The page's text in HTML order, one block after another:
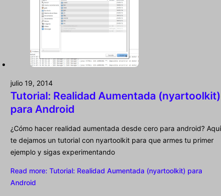
julio 19, 2014
Tutorial: Realidad Aumentada (nyartoolkit)
para Android
¿Cómo hacer realidad aumentada desde cero para android? Aquí
te dejamos un tutorial con nyartoolkit para que armes tu primer
ejemplo y sigas experimentando
Read more: Tutorial: Realidad Aumentada (nyartoolkit) para
Android